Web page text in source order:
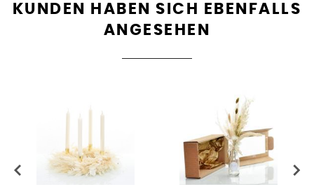
KUNDEN HABEN SICH EBENFALLS
ANGESEHEN